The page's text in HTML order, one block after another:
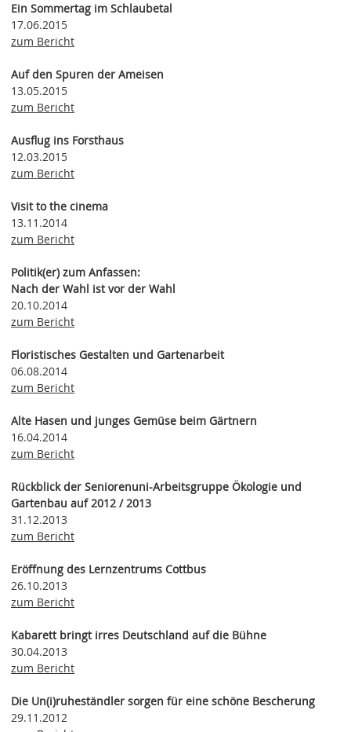
Ein Sommertag im Schlaubetal
17.06.2015
zum Bericht
Auf den Spuren der Ameisen
13.05.2015
zum Bericht
Ausflug ins Forsthaus
12.03.2015
zum Bericht
Visit to the cinema
13.11.2014
zum Bericht
Politik(er) zum Anfassen:
Nach der Wahl ist vor der Wahl
20.10.2014
zum Bericht
Floristisches Gestalten und Gartenarbeit
06.08.2014
zum Bericht
Alte Hasen und junges Gemüse beim Gärtnern
16.04.2014
zum Bericht
Rückblick der Seniorenuni-Arbeitsgruppe Ökologie und
Gartenbau auf 2012 / 2013
31.12.2013
zum Bericht
Eröffnung des Lernzentrums Cottbus
26.10.2013
zum Bericht
Kabarett bringt irres Deutschland auf die Bühne
30.04.2013
zum Bericht
Die Un(i)ruheständler sorgen für eine schöne Bescherung
29.11.2012